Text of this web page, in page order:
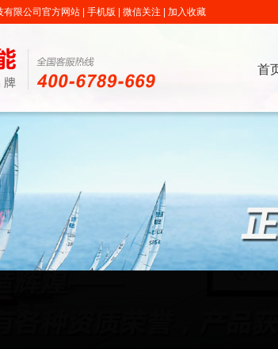
限公司官方网站 | 手机版 微信关注 加入收藏
首